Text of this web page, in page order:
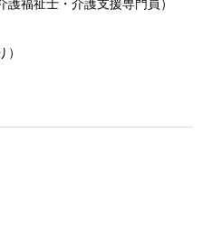
福祉士・介護支援専門員）